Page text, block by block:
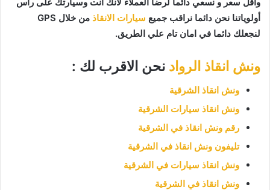
أولوياتنا نحن دائما نراقب جميع سيارات الانقاذ
من خلال GPS
لنجعلك دائما في امان تام علي الطريق.
ونش انقاذ الرواد نحن الاقرب لك :
ونش انقاذ الشرقية
ونش انقاذ سيارات الشرقية
رقم ونش انقاذ في الشرقية
تليفون ونش انقاذ في الشرقية
ونش انقاذ سيارات في الشرقية
ونش انقاذ في الشرقية